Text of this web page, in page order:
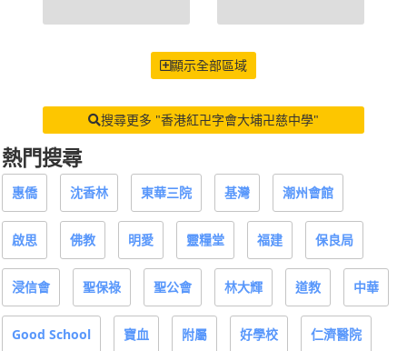
顯示全部區域
搜尋更多 "香港紅卍字會大埔卍慈中學"
熱門搜尋
惠僑 沈香林 東華三院 基灣 潮州會館
啟思 佛教 明愛 靈糧堂 福建 保良局
浸信會 聖保祿 聖公會 林大輝 道教 中華
Good School 寶血 附屬 好學校 仁濟醫院